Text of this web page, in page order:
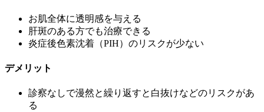
お肌全体に透明感を与える
肝斑のある方でも治療できる
炎症後色素沈着（PIH）のリスクが少ない
デメリット
診察なしで漫然と繰り返すと白抜けなどのリスクがあ
る